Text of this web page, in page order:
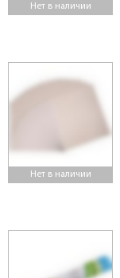
Нет в наличии
Нет в наличии